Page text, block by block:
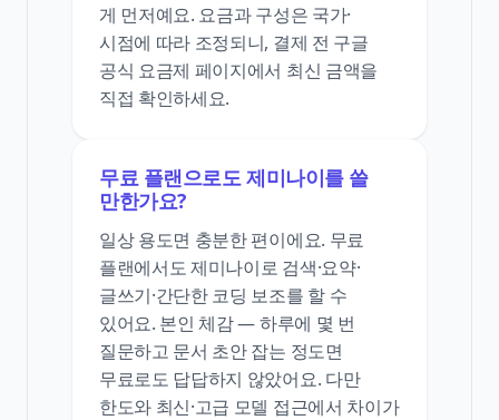
게 먼저예요. 요금과 구성은 국가·
시점에 따라 조정되니, 결제 전 구글
공식 요금제 페이지에서 최신 금액을
직접 확인하세요.
무료 플랜으로도 제미나이를 쓸
만한가요?
일상 용도면 충분한 편이에요. 무료
플랜에서도 제미나이로 검색·요약·
글쓰기·간단한 코딩 보조를 할 수
있어요. 본인 체감 — 하루에 몇 번
질문하고 문서 초안 잡는 정도면
무료로도 답답하지 않았어요. 다만
한도와 최신·고급 모델 접근에서 차이가